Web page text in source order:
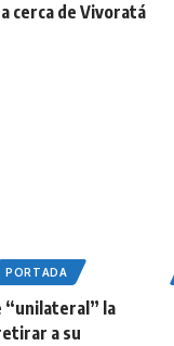
cerca de Vivoratá
PORTADA
“unilateral” la
a su